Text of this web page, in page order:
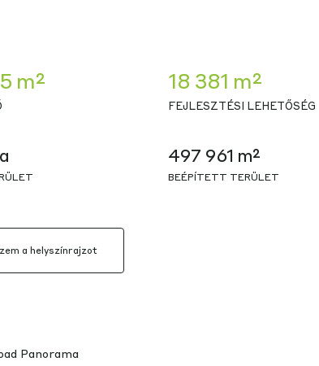
m² 18 381 m²
FEJLESZTÉSI LEHETŐSÉG
497 961 m²
BEÉPÍTETT TERÜLET
a helyszínrajzot
Panorama